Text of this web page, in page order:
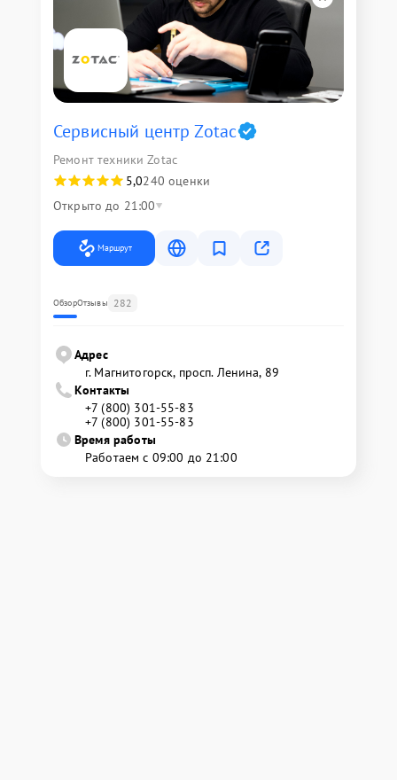
Сервисный центр Zotac
Ремонт техники Zotac
5,0240 оценки
Открыто до 21:00
Маршрут
ОбзорОтзывы 282
Адрес
г. Магнитогорск, просп. Ленина, 89
Контакты
+7 (800) 301-55-83
+7 (800) 301-55-83
Время работы
Работаем с 09:00 до 21:00